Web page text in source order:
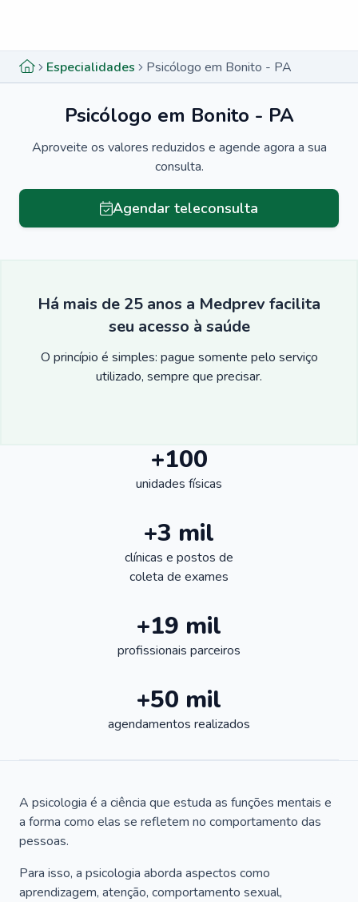
Especialidades Psicólogo em Bonito - PA
Psicólogo em Bonito - PA
Aproveite os valores reduzidos e agende agora a sua
consulta.
Agendar teleconsulta
Há mais de 25 anos a Medprev facilita
seu acesso à saúde
O princípio é simples: pague somente pelo serviço
utilizado, sempre que precisar.
+100
unidades físicas
+3 mil
clínicas e postos de
coleta de exames
+19 mil
profissionais parceiros
+50 mil
agendamentos realizados
A psicologia é a ciência que estuda as funções mentais e
a forma como elas se refletem no comportamento das
pessoas.
Para isso, a psicologia aborda aspectos como
aprendizagem, atenção, comportamento sexual,